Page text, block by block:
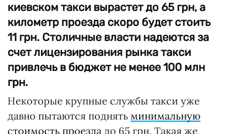
киевском такси вырастет до 65 грн, а
километр проезда скоро будет стоить
11 грн. Столичные власти надеются за
счет лицензирования рынка такси
привлечь в бюджет не менее 100 млн
грн.
Некоторые крупные службы такси уже
давно пытаются поднять минимальную
стоимость проезда до 65 грн. Такая же